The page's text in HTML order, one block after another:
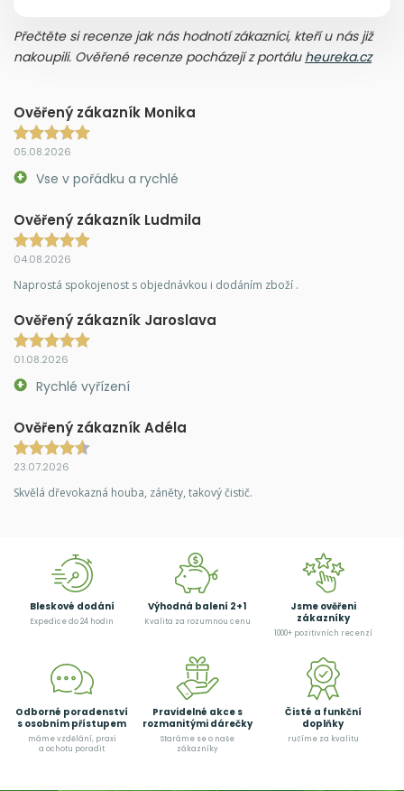
Přečtěte si recenze jak nás hodnotí zákazníci, kteří u nás již
nakoupili. Ověřené recenze pocházejí z portálu heureka.cz
Ověřený zákazník Monika
05.08.2026
Vse v pořádku a rychlé
Ověřený zákazník Ludmila
04.08.2026
Naprostá spokojenost s objednávkou i dodáním zboží .
Ověřený zákazník Jaroslava
01.08.2026
Rychlé vyřízení
Ověřený zákazník Adéla
23.07.2026
Skvělá dřevokazná houba, záněty, takový čistič.
Bleskové dodání
Expedice do 24 hodin
Výhodná balení 2+1
Kvalita za rozumnou cenu
Jsme ověřeni
zákazníky
1000+ pozitivních recenzí
Odborné poradenství
s osobním přístupem
máme vzdělání, praxi
a ochotu poradit
Pravidelné akce s
rozmanitými dárečky
Staráme se o naše
zákazníky
Čisté a funkční
doplňky
ručíme za kvalitu